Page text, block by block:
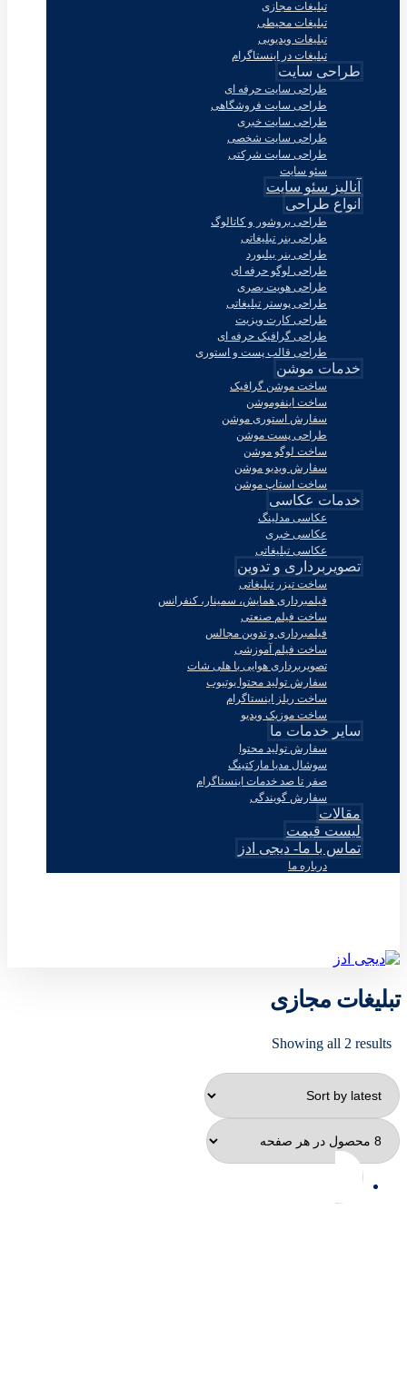
تبلیغات مجازی
تبلیغات محیطی
تبلیغات ویدیویی
تبلیغات در اینستاگرام
طراحی سایت
طراحی سایت حرفه ای
طراحی سایت فروشگاهی
طراحی سایت خبری
طراحی سایت شخصی
طراحی سایت شرکتی
سئو سایت
آنالیز سئو سایت
انواع طراحی
طراحی بروشور و کاتالوگ
طراحی بنر تبلیغاتی
طراحی بنر بیلبورد
طراحی لوگو حرفه ای
طراحی هویت بصری
طراحی پوستر تبلیغاتی
طراحی کارت ویزیت
طراحی گرافیک حرفه ای
طراحی قالب پست و استوری
خدمات موشن
ساخت موشن گرافیک
ساخت اینفوموشن
سفارش استوری موشن
طراحی پست موشن
ساخت لوگو موشن
سفارش ویدیو موشن
ساخت استاپ موشن
خدمات عکاسی
عکاسی مدلینگ
عکاسی خبری
عکاسی تبلیغاتی
تصویربرداری و تدوین
ساخت تیزر تبلیغاتی
فیلمبرداری همایش، سمینار، کنفرانس
ساخت فیلم صنعتی
فیلمبرداری و تدوین مجالس
ساخت فیلم آموزشی
تصویربرداری هوایی با هلی شات
سفارش تولید محتوا یوتیوب
ساخت ریلز اینستاگرام
ساخت موزیک ویدیو
سایر خدمات ما
سفارش تولید محتوا
سوشال مدیا مارکتینگ
صفر تا صد خدمات اینستاگرام
سفارش گویندگی
مقالات
لیست قیمت
تماس با ما- دیجی ادز
درباره ما
تبلیغات مجازی
Showing all 2 results